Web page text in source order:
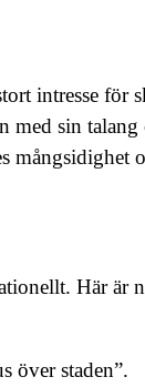
intresse för
med sin
mångsidighet
Här är
över staden”.